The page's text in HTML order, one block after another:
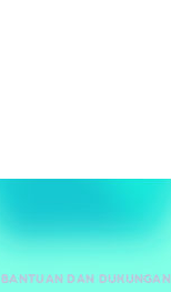
BANTUAN DAN DUKUNGAN